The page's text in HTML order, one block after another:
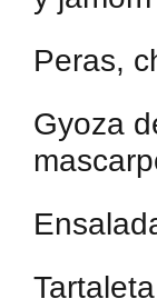
Peras,
Gyoza